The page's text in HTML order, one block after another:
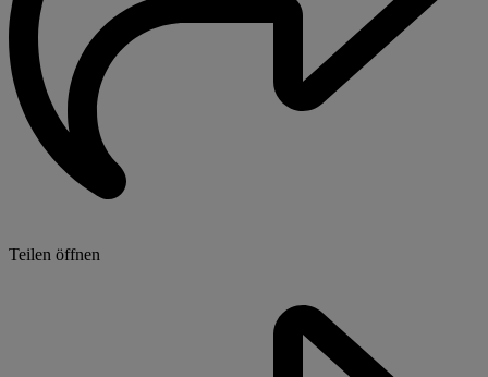
Teilen öffnen